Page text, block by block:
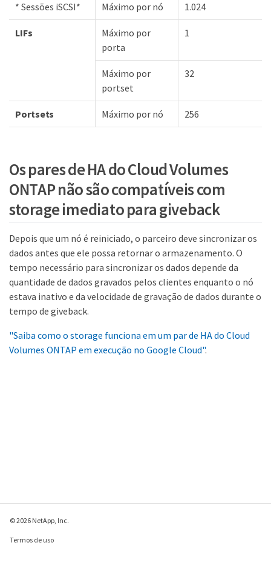
* Sessões iSCSI* Máximo por nó 1.024
LIFs
Máximo por
porta
1
Máximo por
portset
32
Portsets Máximo por nó 256
Os pares de HA do Cloud Volumes
ONTAP não são compatíveis com
storage imediato para giveback
Depois que um nó é reiniciado, o parceiro deve sincronizar os
dados antes que ele possa retornar o armazenamento. O
tempo necessário para sincronizar os dados depende da
quantidade de dados gravados pelos clientes enquanto o nó
estava inativo e da velocidade de gravação de dados durante o
tempo de giveback.
"Saiba como o storage funciona em um par de HA do Cloud
Volumes ONTAP em execução no Google Cloud".
© 2026 NetApp, Inc.
Termos de uso